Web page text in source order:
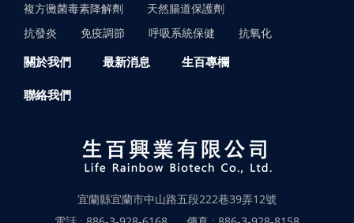
複方黴菌毒素降解劑
天然腸道保護劑
抗發炎
免疫調節 呼吸系統保健 抗氧化
關於我們 最新消息 生百專欄
聯絡我們
宜蘭縣宜蘭市中山路五段222巷39弄12號